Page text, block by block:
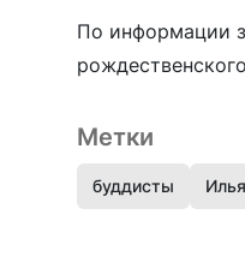
По информации
Метки
буддисты